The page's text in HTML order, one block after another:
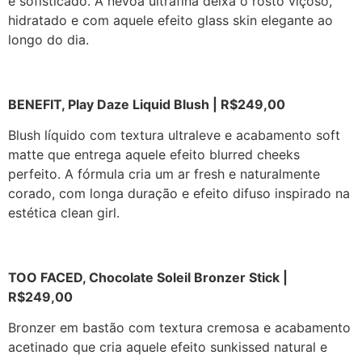
hidratado e com aquele efeito glass skin elegante ao
longo do dia.
BENEFIT, Play Daze Liquid Blush | R$249,00
Blush líquido com textura ultraleve e acabamento soft
matte que entrega aquele efeito blurred cheeks
perfeito. A fórmula cria um ar fresh e naturalmente
corado, com longa duração e efeito difuso inspirado na
estética clean girl.
TOO FACED, Chocolate Soleil Bronzer Stick |
R$249,00
Bronzer em bastão com textura cremosa e acabamento
acetinado que cria aquele efeito sunkissed natural e